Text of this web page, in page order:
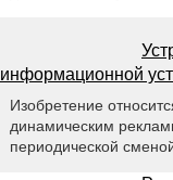
информационной
Изобретение
динамическим
периодической